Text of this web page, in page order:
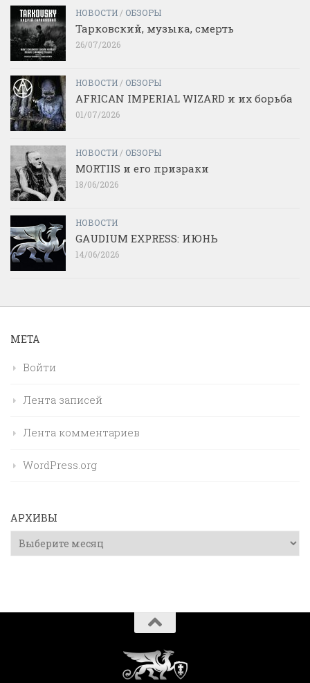
НОВОСТИ / ОБЗОРЫ
Тарковский, музыка, смерть
26/07/2026
НОВОСТИ / ОБЗОРЫ
AFRICAN IMPERIAL WIZARD и их борьба
01/07/2026
НОВОСТИ / ОБЗОРЫ
MORTIIS и его призраки
18/06/2026
НОВОСТИ
GAUDIUM EXPRESS: ИЮНЬ
14/06/2026
МЕТА
Войти
Лента записей
Лента комментариев
WordPress.org
АРХИВЫ
Архивы